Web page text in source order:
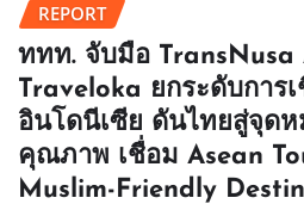
REPORT
ททท. จับมือ TransNusa
Traveloka ยกระดับการ
อินโดนีเซีย ดันไทยสู่จุดห
คุณภาพ เชื่อม Asean
Muslim-Friendly